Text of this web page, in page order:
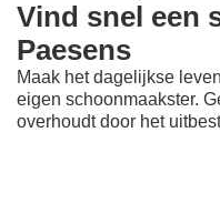
Vind snel een
Paesens
Maak het dagelijkse
eigen schoonmaakster.
overhoudt door het